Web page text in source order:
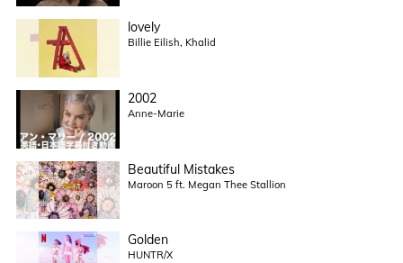
lovely
Billie Eilish, Khalid
2002
Anne-Marie
Beautiful Mistakes
Maroon 5 ft. Megan Thee Stallion
Golden
HUNTR/X